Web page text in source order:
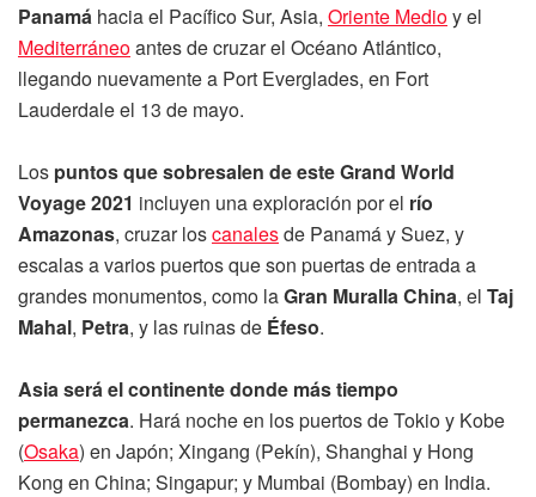
Panamá hacia el Pacífico Sur, Asia, Oriente Medioy el
Mediterráneoantes de cruzar el Océano Atlántico,
llegando nuevamente a Port Everglades, en Fort
Lauderdale el 13 de mayo.
Los puntos que sobresalen de este Grand World
Voyage 2021 incluyen una exploración por el río
Amazonas, cruzar loscanalesde Panamá y Suez, y
escalas a varios puertos que son puertas de entrada a
grandes monumentos, como laGran Muralla China, el Taj
Mahal, Petra, y las ruinas de Éfeso.
Asia será el continente donde más tiempo
permanezca. Hará noche en los puertos de Tokio y Kobe
(Osaka) en Japón; Xingang (Pekín), Shanghai y Hong
Kong en China; Singapur; y Mumbai (Bombay) en India.